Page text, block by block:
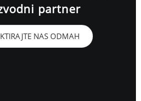
partner
NAS ODMAH